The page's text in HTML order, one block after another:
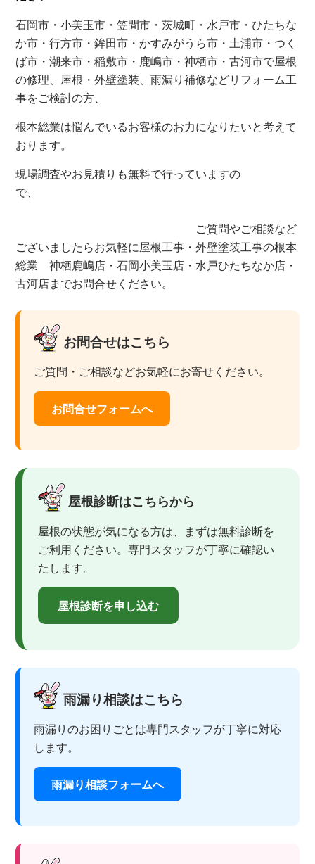
石岡市・小美玉市・笠間市・茨城町・水戸市・ひたちな
か市・行方市・鉾田市・かすみがうら市・土浦市・つく
ば市・潮来市・稲敷市・ 鹿嶋市・神栖市・古河市で屋根
の修理、屋根・外壁塗装、雨漏り補修などリフォーム工
事をご検討の方、
根本総業は悩んでいるお客様のお力になりたいと考えて
おります。
現場調査やお見積りも無料で行っていますの
で、
ご質問やご相談など
ございましたらお気軽に屋根工事・外壁塗装工事の根本
総業 神栖鹿嶋店・石岡小美玉店・水戸ひたちなか店・
古河店までお問合せください。
お問合せはこちら
ご質問・ご相談などお気軽にお寄せください。
お問合せフォームへ
屋根診断はこちらから
屋根の状態が気になる方は、まずは無料診断を
ご利用ください。専門スタッフが丁寧に確認い
たします。
屋根診断を申し込む
雨漏り相談はこちら
雨漏りのお困りごとは専門スタッフが丁寧に対応
します。
雨漏り相談フォームへ